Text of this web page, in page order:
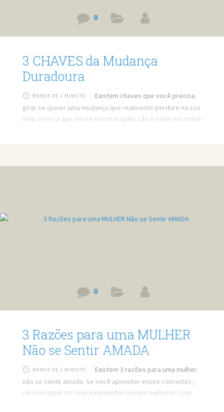
0
3 CHAVES da Mudança
Duradoura
MENOS DE 1 MINUTO
Existem chaves que você precisa
girar se quiser uma mudança que realmente perdure na sua
vida. Vem cá que vou te mostrar quais são e onde encontrá-
0
3 Razões para uma MULHER
Não se Sentir AMADA
MENOS DE 1 MINUTO
Existem 3 razões para uma mulher
não se sentir amada. Se você aprender esses conceitos,
vai conseguir ter relacionamentos muitos melhores com